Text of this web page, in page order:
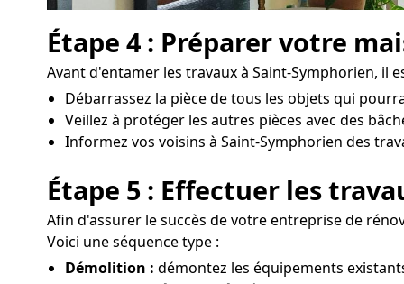
Étape 4 : Préparer votre
Avant d'entamer les travaux à Saint-Symphorien, il
Débarrassez la pièce de tous les objets qui
Veillez à protéger les autres pièces avec des
Informez vos voisins à Saint-Symphorien des
Étape 5 : Effectuer les
Afin d'assurer le succès de votre entreprise de
Voici une séquence type :
Démolition : démontez les équipements